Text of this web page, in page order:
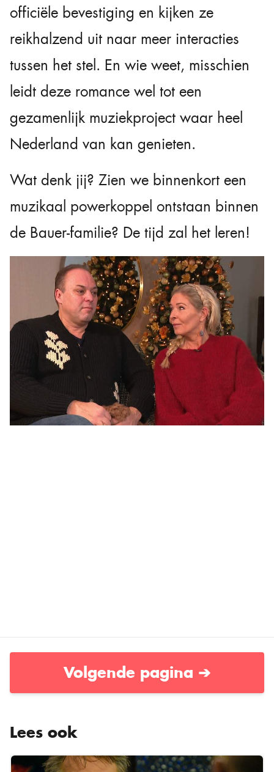
officiële bevestiging en kijken ze
reikhalzend uit naar meer interacties
tussen het stel. En wie weet, misschien
leidt deze romance wel tot een
gezamenlijk muziekproject waar heel
Nederland van kan genieten.
Wat denk jij? Zien we binnenkort een
muzikaal powerkoppel ontstaan binnen
de Bauer-familie? De tijd zal het leren!
Volgende pagina ➔
Lees ook